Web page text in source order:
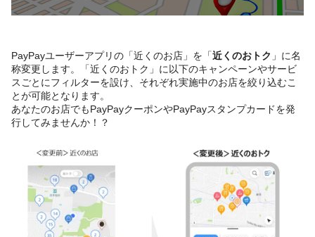
PayPayユーザーアプリの「近くのお店」を「近くのおトク 」に名
称変更します。「近くのおトク」に以下のキャンペーンやサービ
スごとにフィルターを設け、それぞれ実施中のお店を絞り込むこ
とが可能となります。
あなたのお店でもPayPayクーポンやPayPayスタンプカードを発
行してみませんか！？